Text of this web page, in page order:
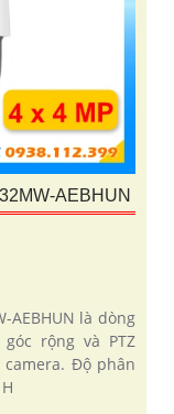
AEBHUN
AEBHUN là dòng
rộng và PTZ
Độ phân